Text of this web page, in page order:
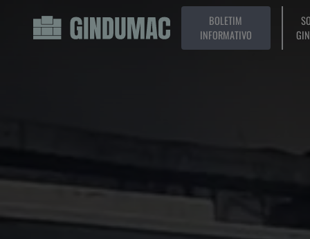
BOLETIM
INFORMATIVO